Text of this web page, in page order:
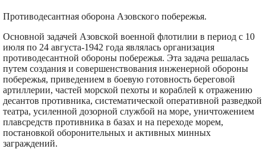
Противодесантная оборона Азовского побережья.
Основной задачей Азовской военной флотилии в период с 10
июля по 24 августа-1942 года являлась организация
противодесантной обороны побережья. Эта задача решалась
путем создания и совершенствования инженерной обороны
побережья, приведением в боевую готовность береговой
артиллерии, частей морской пехоты и кораблей к отражению
десантов противника, систематической оперативной разведкой
театра, усиленной дозорной службой на море, уничтожением
плавсредств противника в базах и на переходе морем,
постановкой оборонительных и активных минных
заграждений.